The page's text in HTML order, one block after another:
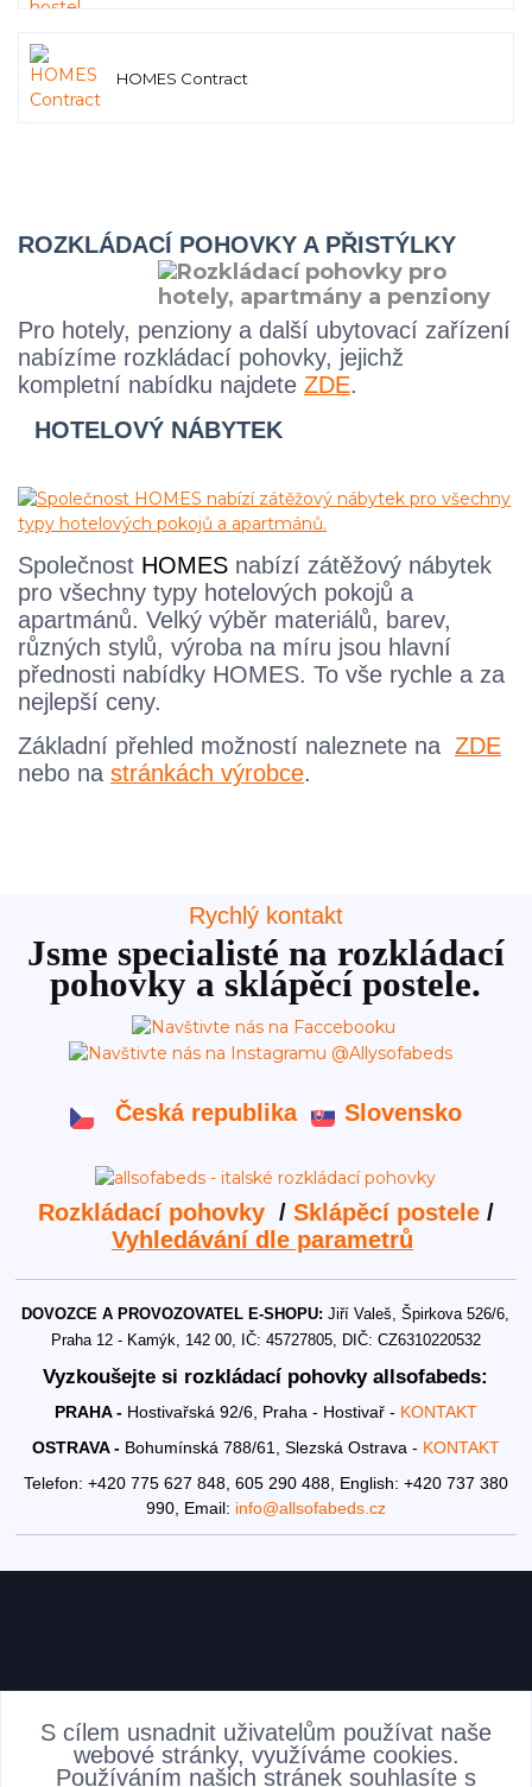
HOMES Contract
ROZKLÁDACÍ POHOVKY A PŘISTÝLKY
Pro hotely, penziony a další ubytovací zařízení
nabízíme rozkládací pohovky, jejichž
kompletní nabídku najdete ZDE.
HOTELOVÝ NÁBYTEK
Společnost HOMES nabízí zátěžový nábytek
pro všechny typy hotelových pokojů a
apartmánů. Velký výběr materiálů, barev,
různých stylů, výroba na míru jsou hlavní
přednosti nabídky HOMES. To vše rychle a za
nejlepší ceny.
Základní přehled možností naleznete na ZDE
nebo na stránkách výrobce.
Rychlý kontakt
Jsme specialisté na rozkládací
pohovky a sklápěcí postele.
Česká republika Slovensko
Rozkládací pohovky / Sklápěcí postele/
Vyhledávání dle parametrů
DOVOZCE A PROVOZOVATEL E-SHOPU:Jiří Valeš, Špirkova 526/6,
Praha 12 - Kamýk, 142 00, IČ: 45727805, DIČ: CZ6310220532
Vyzkoušejte si rozkládací pohovky allsofabeds:
PRAHA - Hostivařská 92/6, Praha - Hostivař - KONTAKT
OSTRAVA - Bohumínská 788/61, Slezská Ostrava - KONTAKT
Telefon: +420 775 627 848, 605 290 488, English: +420 737 380
990, Email: info@allsofabeds.cz
AKTUALITY
S cílem usnadnit uživatelům používat naše
webové stránky, využíváme cookies.
Používáním našich stránek souhlasíte s